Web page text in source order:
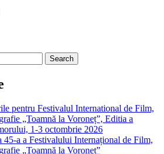
pentru Festivalul International de Film,
„Toamnă la Voroneț”, Editia a
1-3 octombrie 2026
45-a a Festivalului Internațional de Film,
„Toamnă la Voroneț”